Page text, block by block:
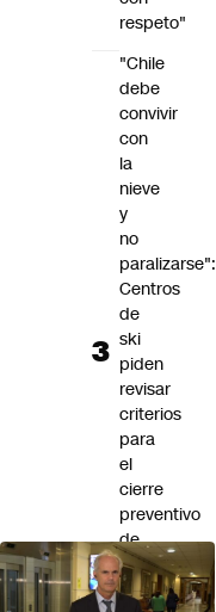
respeto"
"Chile
debe
convivir
con
la
nieve
y
no
paralizarse":
Centros
de
ski
piden
revisar
criterios
para
el
cierre
preventivo
de
caminos
a